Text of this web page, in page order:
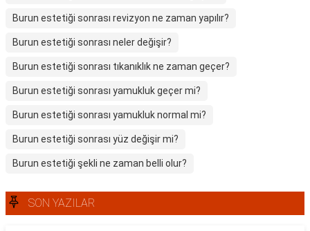
Burun estetiği sonrası revizyon ne zaman yapılır?
Burun estetiği sonrası neler değişir?
Burun estetiği sonrası tıkanıklık ne zaman geçer?
Burun estetiği sonrası yamukluk geçer mi?
Burun estetiği sonrası yamukluk normal mi?
Burun estetiği sonrası yüz değişir mi?
Burun estetiği şekli ne zaman belli olur?
SON YAZILAR